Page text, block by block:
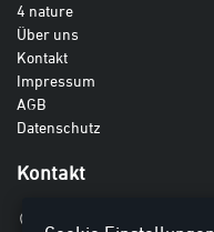
4 nature
Über uns
Kontakt
Impressum
AGB
Datenschutz
Kontakt